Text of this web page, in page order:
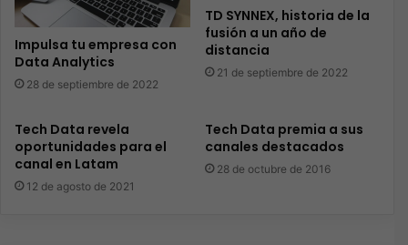
Impulsa tu empresa con
Data Analytics
28 de septiembre de 2022
TD SYNNEX, historia de la
fusión a un año de
distancia
21 de septiembre de 2022
Tech Data revela
oportunidades para el
canal en Latam
12 de agosto de 2021
Tech Data premia a sus
canales destacados
28 de octubre de 2016